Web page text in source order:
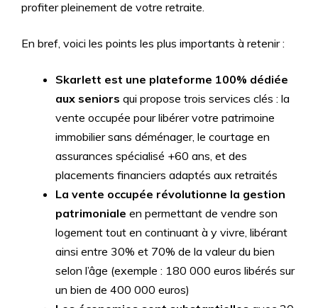
profiter pleinement de votre retraite.
En bref, voici les points les plus importants à retenir :
Skarlett est une plateforme 100% dédiée
aux seniors qui propose trois services clés : la
vente occupée pour libérer votre patrimoine
immobilier sans déménager, le courtage en
assurances spécialisé +60 ans, et des
placements financiers adaptés aux retraités
La vente occupée révolutionne la gestion
patrimoniale en permettant de vendre son
logement tout en continuant à y vivre, libérant
ainsi entre 30% et 70% de la valeur du bien
selon l’âge (exemple : 180 000 euros libérés sur
un bien de 400 000 euros)